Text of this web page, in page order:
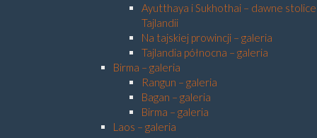
Ayutthaya i Sukhothai – dawne stolice
Tajlandii
Na tajskiej prowincji – galeria
Tajlandia północna – galeria
Birma – galeria
Rangun – galeria
Bagan – galeria
Birma – galeria
Laos – galeria